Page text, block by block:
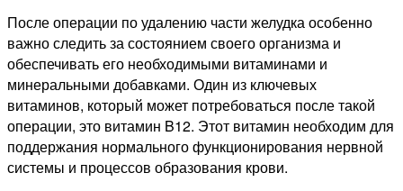
После операции по удалению части желудка особенно
важно следить за состоянием своего организма и
обеспечивать его необходимыми витаминами и
минеральными добавками. Один из ключевых
витаминов, который может потребоваться после такой
операции, это витамин B12. Этот витамин необходим для
поддержания нормального функционирования нервной
системы и процессов образования крови.